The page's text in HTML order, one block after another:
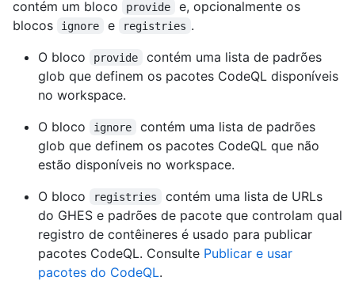
contém um bloco
provide
e, opcionalmente os
blocos
ignore e registries .
O bloco
provide
contém uma lista de padrões
glob que definem os pacotes CodeQL disponíveis
no workspace.
O bloco
ignore
contém uma lista de padrões
glob que definem os pacotes CodeQL que não
estão disponíveis no workspace.
O bloco
registries
contém uma lista de URLs
do GHES e padrões de pacote que controlam qual
registro de contêineres é usado para publicar
pacotes CodeQL. Consulte Publicar e usar
pacotes do CodeQL.